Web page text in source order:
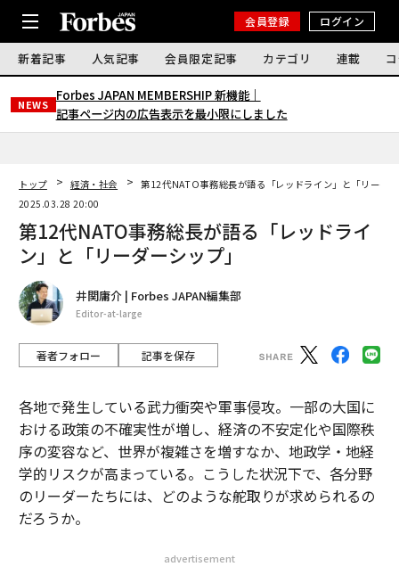
会員登録 ログイン
新着記事 人気記事 会員限定記事 カテゴリ 連載
NEWS
Forbes JAPAN MEMBERSHIP 新機能｜
記事ページ内の広告表示を最小限にしました
トップ 経済・社会
第12代NATO事務総長が語る「レッドライン」と「リーダ
2025.03.28 20:00
第12代NATO事務総長が語る「レッドライ
ン」と「リーダーシップ」
井関庸介 | Forbes JAPAN編集部
Editor-at-large
著者フォロー 記事を保存
各地で発生している武力衝突や軍事侵攻。一部の大国に
おける政策の不確実性が増し、経済の不安定化や国際秩
序の変容など、世界が複雑さを増すなか、地政学・地経
学的リスクが高まっている。こうした状況下で、各分野
のリーダーたちには、どのような舵取りが求められるの
だろうか。
advertisement